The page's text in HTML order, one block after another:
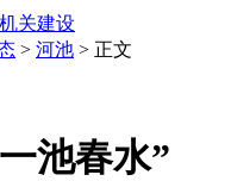
机关建设
> 河池 > 正文
池春水”